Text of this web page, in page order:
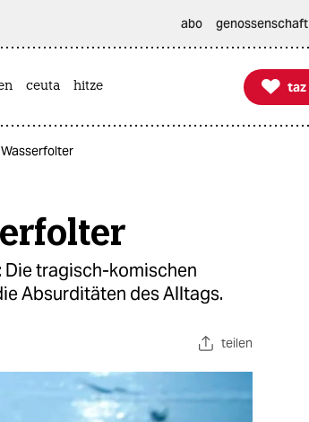
abo genossenschaft
ceuta hitze 
taz taz
Die tragisch-komischen
Absurditäten des Alltags.
teilen